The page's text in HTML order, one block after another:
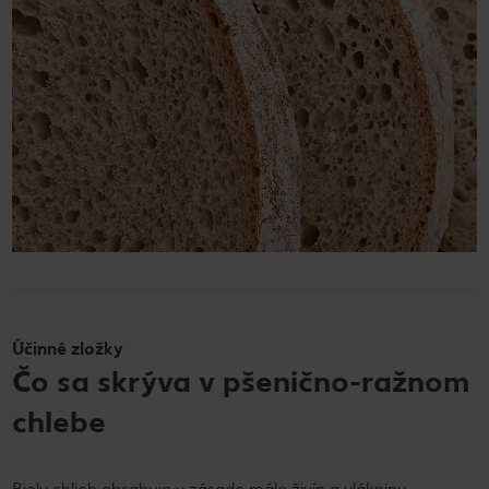
Účinné zložky
Čo sa skrýva v pšenično-ražnom
chlebe